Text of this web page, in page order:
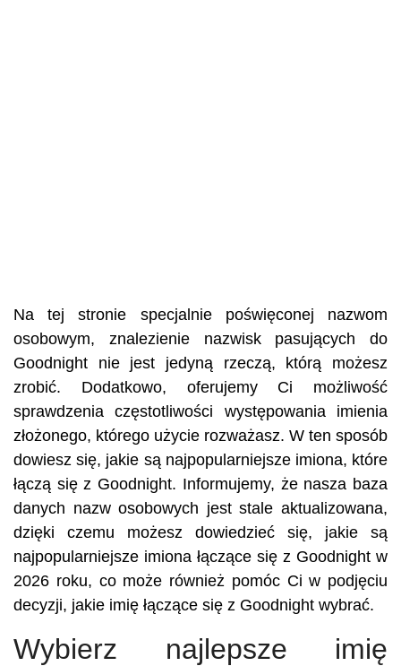
Na tej stronie specjalnie poświęconej nazwom
osobowym, znalezienie nazwisk pasujących do
Goodnight nie jest jedyną rzeczą, którą możesz
zrobić. Dodatkowo, oferujemy Ci możliwość
sprawdzenia częstotliwości występowania imienia
złożonego, którego użycie rozważasz. W ten sposób
dowiesz się, jakie są najpopularniejsze imiona, które
łączą się z Goodnight. Informujemy, że nasza baza
danych nazw osobowych jest stale aktualizowana,
dzięki czemu możesz dowiedzieć się, jakie są
najpopularniejsze imiona łączące się z Goodnight w
2026 roku, co może również pomóc Ci w podjęciu
decyzji, jakie imię łączące się z Goodnight wybrać.
Wybierz najlepsze imię